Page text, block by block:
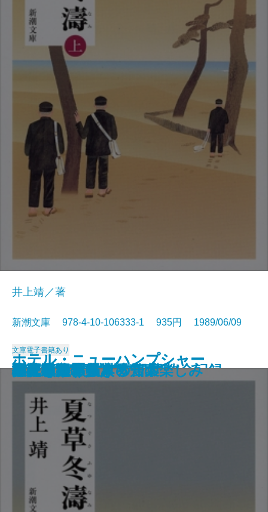
ホテル・ニューハンプシャー
〔上〕
ホテル・ニューハンプシャー
〔下〕
村上朝日堂の逆襲
長英逃亡〔上〕
長英逃亡〔下〕
吉原御免状
大垣行345M列車の殺意
墜落の夏―日航123便事故全記録―
新編 銀河鉄道の夜
夏草冬濤〔上〕
井上靖／著
新潮文庫 978-4-10-106333-1 935円 1989/06/09
文庫電子書籍あり
夏草冬濤〔下〕
打たれ強く生きる
バーボン・ストリート
アメリカ素描
ご依頼の件
江戸アルキ帖
白夜を旅する人々
小説のたくらみ、知の楽しみ
心に迫るパウロの言葉
夢見通りの人々